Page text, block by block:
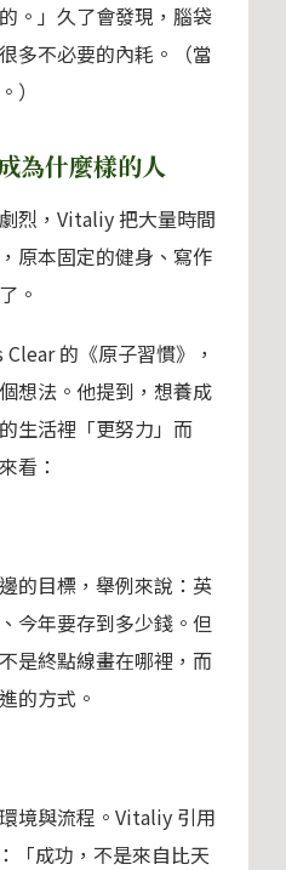
。」久了會發現，腦袋
多不必要的內耗。（當
）
為什麼樣的人
烈，Vitaliy 把大量時間
原本固定的健身、寫作
。
的《原子習慣》，
想法。他提到，想養成
生活裡「更努力」而
看：
的目標，舉例來說：英
今年要存到多少錢。但
是終點線畫在哪裡，而
的方式。
境與流程。Vitaliy 引用
「成功，不是來自比天